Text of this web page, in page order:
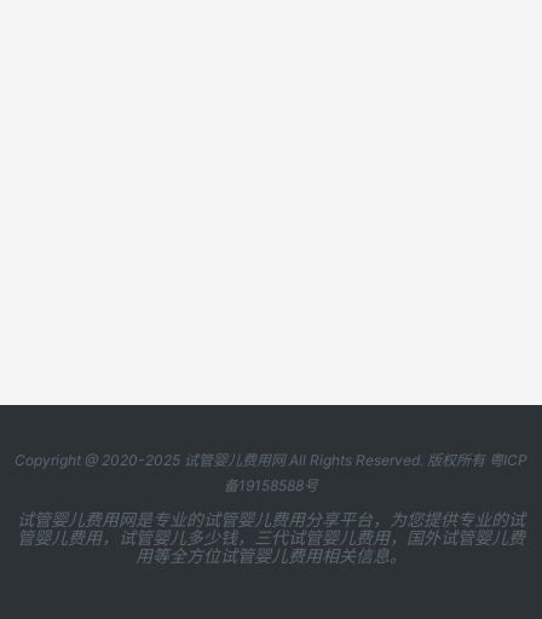
Copyright @ 2020-2025 试管婴儿费用网All Rights Reserved. 版权所有 粤ICP
备19158588号
试管婴儿费用网是专业的试管婴儿费用分享平台，为您提供专业的试
管婴儿费用，试管婴儿多少钱，三代试管婴儿费用，国外试管婴儿费
用等全方位试管婴儿费用相关信息。